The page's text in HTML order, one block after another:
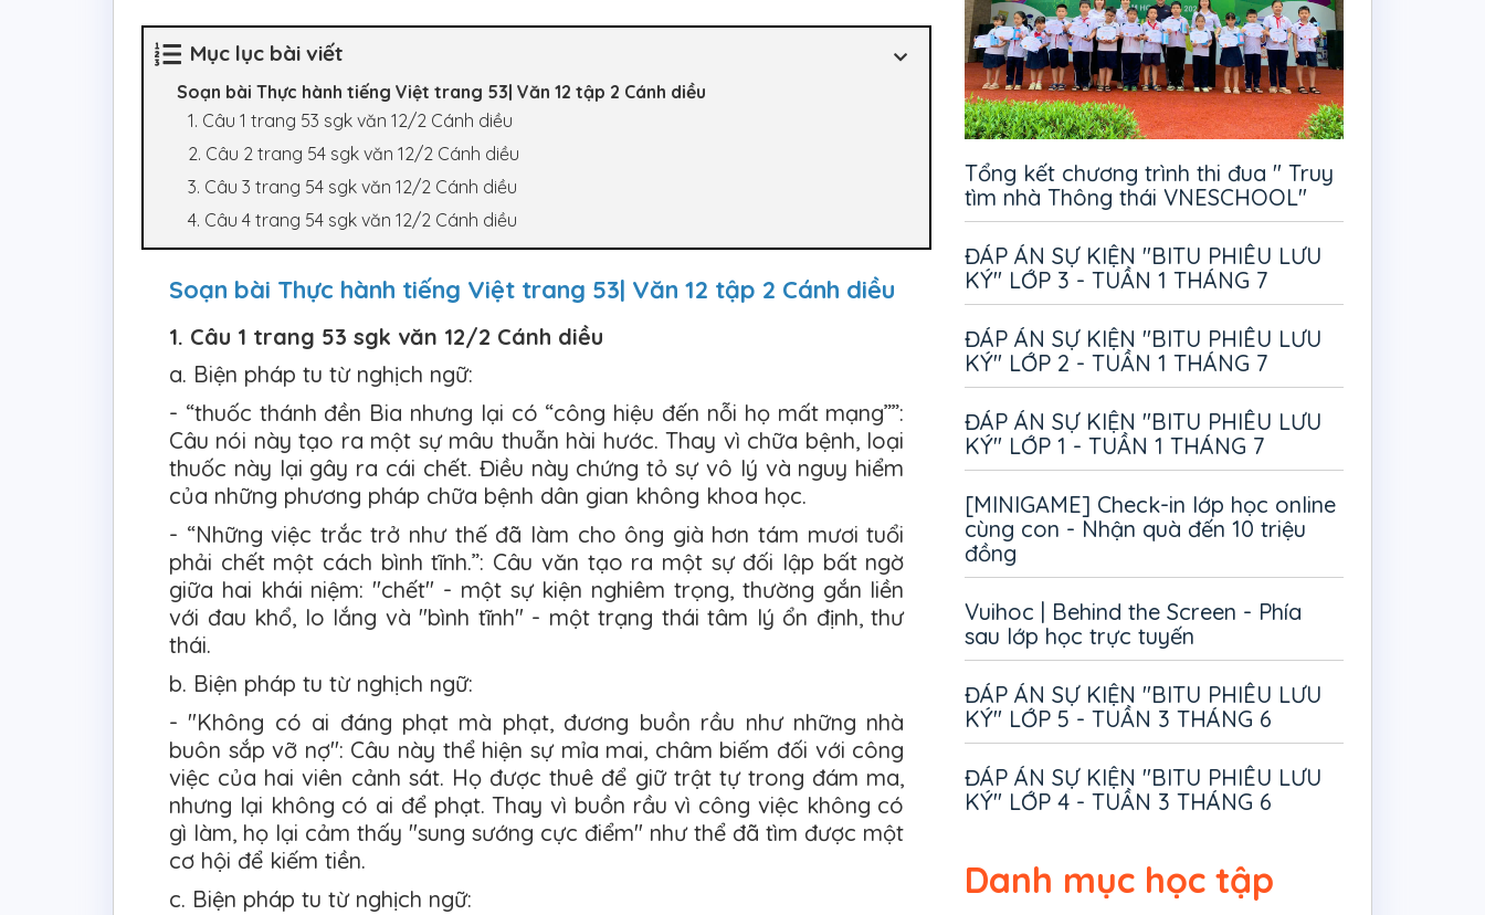
Mục lục bài viết
Soạn bài Thực hành tiếng Việt trang 53| Văn 12 tập 2 Cánh diều
1. Câu 1 trang 53 sgk văn 12/2 Cánh diều
2. Câu 2 trang 54 sgk văn 12/2 Cánh diều
3. Câu 3 trang 54 sgk văn 12/2 Cánh diều
4. Câu 4 trang 54 sgk văn 12/2 Cánh diều
Soạn bài Thực hành tiếng Việt trang 53| Văn 12 tập 2 Cánh diều
1. Câu 1 trang 53 sgk văn 12/2 Cánh diều
a. Biện pháp tu từ nghịch ngữ:
- “thuốc thánh đền Bia nhưng lại có “công hiệu đến nỗi họ mất mạng””:
Câu nói này tạo ra một sự mâu thuẫn hài hước. Thay vì chữa bệnh, loại
thuốc này lại gây ra cái chết. Điều này chứng tỏ sự vô lý và nguy hiểm
của những phương pháp chữa bệnh dân gian không khoa học.
- “Những việc trắc trở như thế đã làm cho ông già hơn tám mươi tuổi
phải chết một cách bình tĩnh.”: Câu văn tạo ra một sự đối lập bất ngờ
giữa hai khái niệm: "chết" - một sự kiện nghiêm trọng, thường gắn liền
với đau khổ, lo lắng và "bình tĩnh" - một trạng thái tâm lý ổn định, thư
thái.
b. Biện pháp tu từ nghịch ngữ:
- "Không có ai đáng phạt mà phạt, đương buồn rầu như những nhà
buôn sắp vỡ nợ": Câu này thể hiện sự mỉa mai, châm biếm đối với công
việc của hai viên cảnh sát. Họ được thuê để giữ trật tự trong đám ma,
nhưng lại không có ai để phạt. Thay vì buồn rầu vì công việc không có
gì làm, họ lại cảm thấy "sung sướng cực điểm" như thể đã tìm được một
cơ hội để kiếm tiền.
c. Biện pháp tu từ nghịch ngữ:
Tổng kết chương trình thi đua " Truy
tìm nhà Thông thái VNESCHOOL"
ĐÁP ÁN SỰ KIỆN "BITU PHIÊU LƯU
KÝ" LỚP 3 - TUẦN 1 THÁNG 7
ĐÁP ÁN SỰ KIỆN "BITU PHIÊU LƯU
KÝ" LỚP 2 - TUẦN 1 THÁNG 7
ĐÁP ÁN SỰ KIỆN "BITU PHIÊU LƯU
KÝ" LỚP 1 - TUẦN 1 THÁNG 7
[MINIGAME] Check-in lớp học online
cùng con - Nhận quà đến 10 triệu
đồng
Vuihoc | Behind the Screen - Phía
sau lớp học trực tuyến
ĐÁP ÁN SỰ KIỆN "BITU PHIÊU LƯU
KÝ" LỚP 5 - TUẦN 3 THÁNG 6
ĐÁP ÁN SỰ KIỆN "BITU PHIÊU LƯU
KÝ" LỚP 4 - TUẦN 3 THÁNG 6
Danh mục học tập